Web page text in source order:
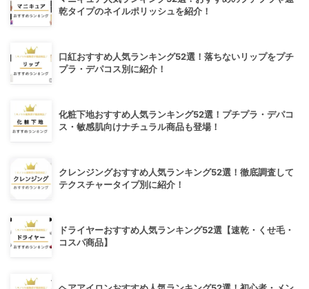
乾タイプのネイルポリッシュを紹介！
口紅おすすめ人気ランキング52選！落ちないリップをプチ
プラ・デパコス別に紹介！
化粧下地おすすめ人気ランキング52選！プチプラ・デパコ
ス・敏感肌向けナチュラル商品も登場！
クレンジングおすすめ人気ランキング52選！徹底調査して
テクスチャータイプ別に紹介！
ドライヤーおすすめ人気ランキング52選【速乾・くせ毛・
コスパ商品】